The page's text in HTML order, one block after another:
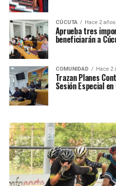
CÚCUTA Hace 2 años
Aprueba tres
beneficiarán a
COMUNIDAD Hace 2
Trazan Planes
Sesión Especial